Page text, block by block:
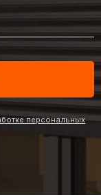
персональных